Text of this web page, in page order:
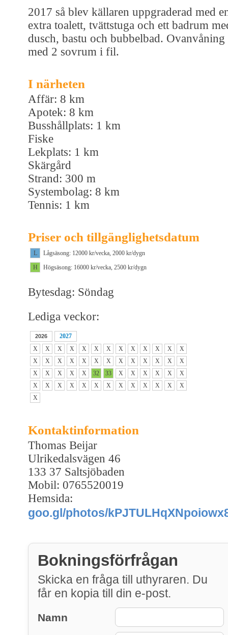
2017 så blev källaren uppgraderad med
extra toalett, tvättstuga och ett badrum
dusch, bastu och bubbelbad. Ovanvåning
med 2 sovrum i fil.
I närheten
Affär: 8 km
Apotek: 8 km
Busshållplats: 1 km
Fiske
Lekplats: 1 km
Skärgård
Strand: 300 m
Systembolag: 8 km
Tennis: 1 km
Priser och tillgänglighetsdatum
L
Lågsäsong: 12000 kr/vecka, 2000 kr/dygn
H
Högsäsong: 16000 kr/vecka, 2500 kr/dygn
Bytesdag: Söndag
Lediga veckor:
2026
2027
X
X X X X X X X X X X X
X
X
X X X X X X X X X X X
X
X
X X X X 32 33 X X X X X
X
X
X X X X X X X X X X X
X
X
Kontaktinformation
Thomas Beijar
Ulrikedalsvägen 46
133 37 Saltsjöbaden
Mobil: 0765520019
Hemsida:
goo.gl/photos/
Bokningsförfrågan
Skicka en fråga till uthyraren. Du
får en kopia till din e-post.
Namn